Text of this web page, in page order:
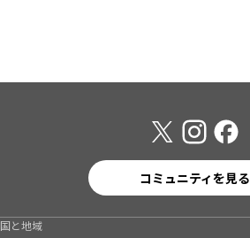
コミュニティを見る
国と地域